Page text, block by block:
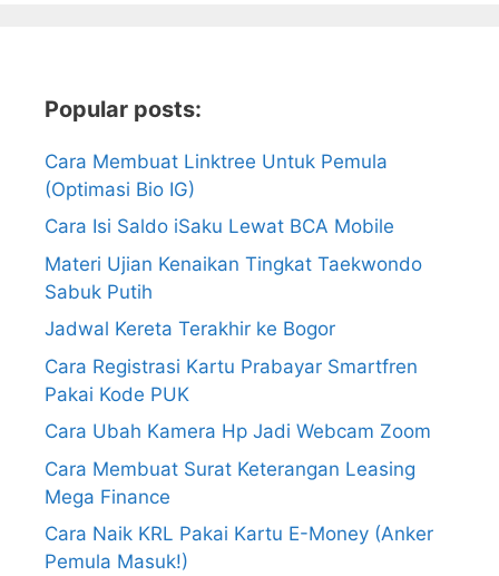
Popular posts:
Cara Membuat Linktree Untuk Pemula
(Optimasi Bio IG)
Cara Isi Saldo iSaku Lewat BCA Mobile
Materi Ujian Kenaikan Tingkat Taekwondo
Sabuk Putih
Jadwal Kereta Terakhir ke Bogor
Cara Registrasi Kartu Prabayar Smartfren
Pakai Kode PUK
Cara Ubah Kamera Hp Jadi Webcam Zoom
Cara Membuat Surat Keterangan Leasing
Mega Finance
Cara Naik KRL Pakai Kartu E-Money (Anker
Pemula Masuk!)